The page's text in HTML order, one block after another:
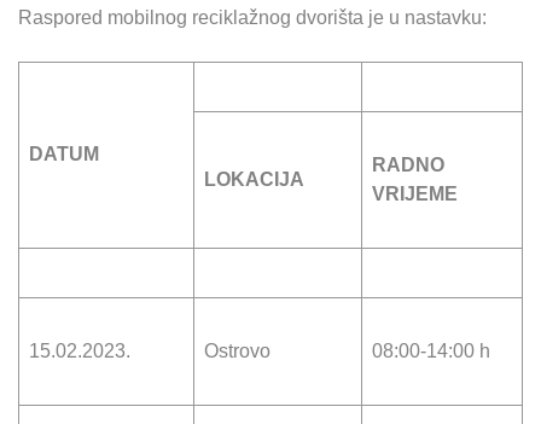
Raspored mobilnog reciklažnog dvorišta je u nastavku:
DATUM
LOKACIJA
RADNO
VRIJEME
15.02.2023. Ostrovo 08:00-14:00 h